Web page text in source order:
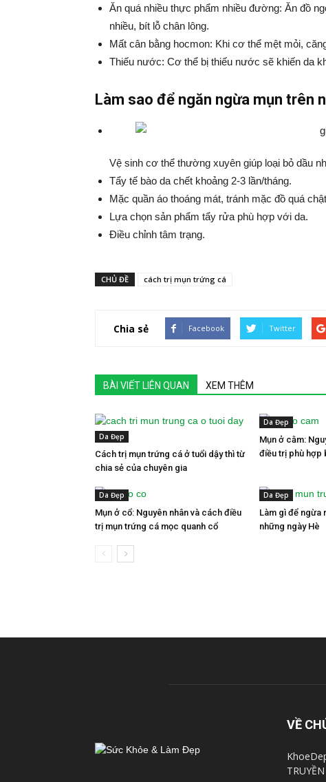
Ăn quá nhiều thực phẩm nhiều đường: Ăn đồ
nhiều, bít lỗ chân lông.
Mất cân bằng hocmon: Khi cơ thể mệt mỏi,
Thiếu nước: Cơ thể bị thiếu nước sẽ khiến da
Làm sao để ngăn ngừa mụn trên
Vệ sinh cơ thể thường xuyên giúp loại bỏ dầu
Tẩy tế bào da chết khoảng 2-3 lần/tháng.
Mặc quần áo thoáng mát, tránh mặc đồ quá
Lựa chọn sản phẩm tẩy rửa phù hợp với da.
Điều chỉnh tâm trạng.
CHỦ ĐỀ cách trị mụn trứng cá
Chia sẻ Facebook Twitter
BÀI VIẾT LIÊN QUAN XEM THÊM
Da Đẹp
Cách trị mụn trứng cá ở tuổi dậy thì từ
chia sẻ của chuyên gia
Da Đẹp
Mụn ở cằm:
điều trị phù hợp
Da Đẹp
Mụn ở cổ: Nguyên nhân và cách điều
trị mụn trứng cá mọc quanh cổ
Da Đẹp
Làm gì để ngừa
những ngày Hè
VỀ